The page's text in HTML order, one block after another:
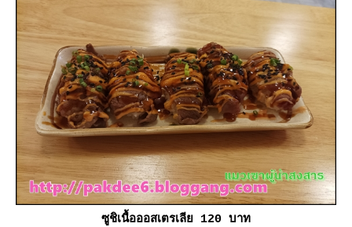
ซูชิเนื้อออสเตรเลีย 120 บาท